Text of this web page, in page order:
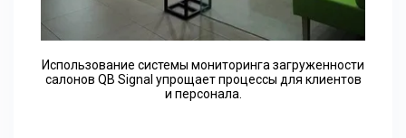
Использование системы мониторинга загруженности
салонов QB Signal упрощает процессы для клиентов
и персонала.